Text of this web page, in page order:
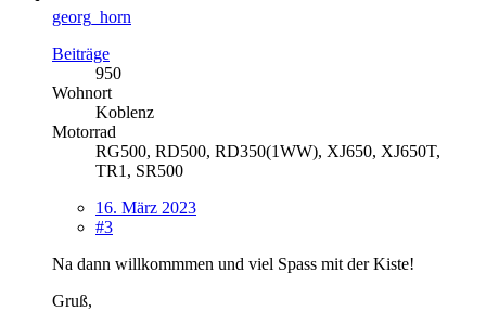
georg_horn
Beiträge
950
Wohnort
Koblenz
Motorrad
RG500, RD500, RD350(1WW), XJ650, XJ650T,
TR1, SR500
16. März 2023
#3
Na dann willkommmen und viel Spass mit der Kiste!
Gruß,